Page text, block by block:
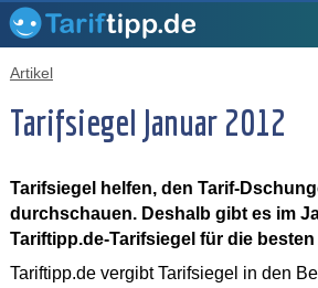
Artikel
Tarifsiegel Januar 2012
Tarifsiegel helfen, den Tarif-
durchschauen. Deshalb gibt es im
Tariftipp.de-Tarifsiegel für die besten
Tariftipp.de vergibt Tarifsiegel in den